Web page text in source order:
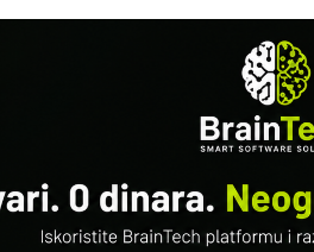
API Masterclass